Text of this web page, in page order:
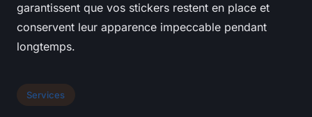
garantissent que vos stickers restent en place et
conservent leur apparence impeccable pendant
longtemps.
Services